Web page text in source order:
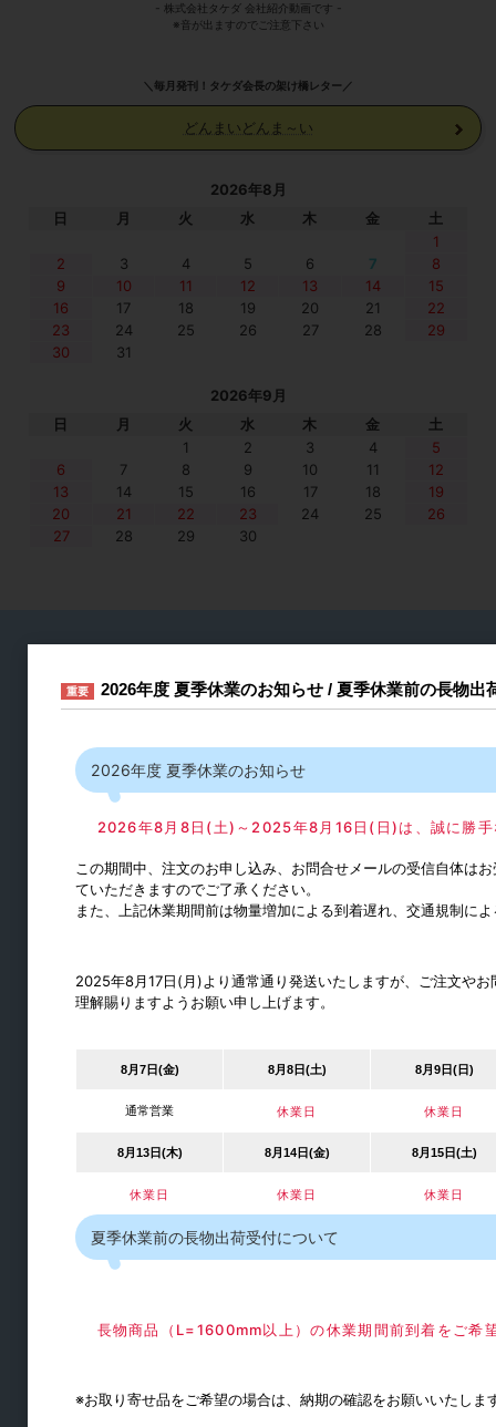
- 株式会社タケダ 会社紹介動画です -
※音が出ますのでご注意下さい
＼毎月発刊！タケダ会長の架け橋レター／
どんまいどんま～い
2026年8月
日
月 火 水 木 金
土
1
2
3 4 5 6 7
8
9
10 11 12 13 14
15
16
17 18 19 20 21
22
23
24 25 26 27 28
29
30
31
2026年9月
日
月 火 水 木 金
土
1
2 3 4
5
6
7 8 9 10 11
12
13
14 15 16 17 18
19
20
21 22 23 24 25
26
27
28 29 30
商品を探す
引戸錠
引戸クローザー
引手
引戸用レール
戸当り
重要 2026年度 夏季休業のお知らせ / 夏季休業前の長物出
2026年度 夏季休業のお知らせ
2026年8月8日(土)～2025年8月16日(日)は、誠に勝手
この期間中、注文のお申し込み、お問合せメールの受信自体は
ていただきますのでご了承ください。
また、上記休業期間前は物量増加による到着遅れ、交通規制に
2025年8月17日(月)より通常通り発送いたしますが、ご注文や
理解賜りますようお願い申し上げます。
8月7日(金) 8月8日(土) 8月9日(日)
通常営業 休業日 休業日
8月13日(木) 8月14日(金) 8月15日(土)
休業日 休業日 休業日
夏季休業前の長物出荷受付について
長物商品（L=1600mm以上）の休業期間前到着をご希
※お取り寄せ品をご希望の場合は、納期の確認をお願いいたしま